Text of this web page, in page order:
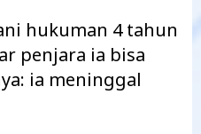
hukuman 4 tahun
penjara ia bisa
ia meninggal